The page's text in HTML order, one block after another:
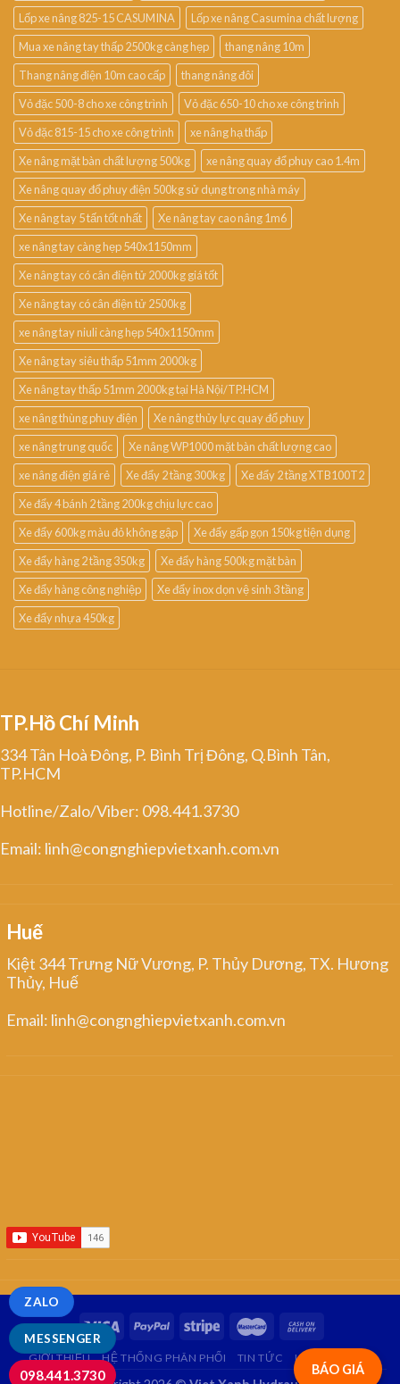
Lốp xe nâng 825-15 CASUMINA
Lốp xe nâng Casumina chất lượng
Mua xe nâng tay thấp 2500kg càng hẹp
thang nâng 10m
Thang nâng điện 10m cao cấp
thang nâng đôi
Vỏ đặc 500-8 cho xe công trình
Vỏ đặc 650-10 cho xe công trình
Vỏ đặc 815-15 cho xe công trình
xe nâng hạ thấp
Xe nâng mặt bàn chất lượng 500kg
xe nâng quay đổ phuy cao 1.4m
Xe nâng quay đổ phuy điện 500kg sử dụng trong nhà máy
Xe nâng tay 5 tấn tốt nhất
Xe nâng tay cao nâng 1m6
xe nâng tay càng hẹp 540x1150mm
Xe nâng tay có cân điện tử 2000kg giá tốt
Xe nâng tay có cân điện tử 2500kg
xe nâng tay niuli càng hẹp 540x1150mm
Xe nâng tay siêu thấp 51mm 2000kg
Xe nâng tay thấp 51mm 2000kg tại Hà Nội/TP.HCM
xe nâng thùng phuy điện
Xe nâng thủy lực quay đổ phuy
xe nâng trung quốc
Xe nâng WP1000 mặt bàn chất lượng cao
xe nâng điện giá rẻ
Xe đẩy 2 tầng 300kg
Xe đẩy 2 tầng XTB100T2
Xe đẩy 4 bánh 2 tầng 200kg chịu lực cao
Xe đẩy 600kg màu đỏ không gập
Xe đẩy gấp gọn 150kg tiện dụng
Xe đẩy hàng 2 tầng 350kg
Xe đẩy hàng 500kg mặt bàn
Xe đẩy hàng công nghiệp
Xe đẩy inox dọn vệ sinh 3 tầng
Xe đẩy nhựa 450kg
TP.Hồ Chí Minh
334 Tân Hoà Đông, P. Bình Trị Đông, Q.Bình Tân,
TP.HCM
Hotline/Zalo/Viber: 098.441.3730
Email: linh@congnghiepvietxanh.com.vn
Huế
Kiệt 344 Trưng Nữ Vương, P. Thủy Dương, TX. Hương
Thủy, Huế
Email: linh@congnghiepvietxanh.com.vn
BÁO GIÁ
GIỚI THIỆU HỆ THỐNG PHÂN PHỐI TIN TỨC LIÊN HỆ
MESSENGER
ZALO
098.441.3730